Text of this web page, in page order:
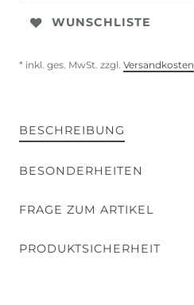
WUNSCHLISTE
* inkl. ges. MwSt. zzgl. Versandkosten
BESCHREIBUNG
BESONDERHEITEN
FRAGE ZUM ARTIKEL
PRODUKTSICHERHEIT